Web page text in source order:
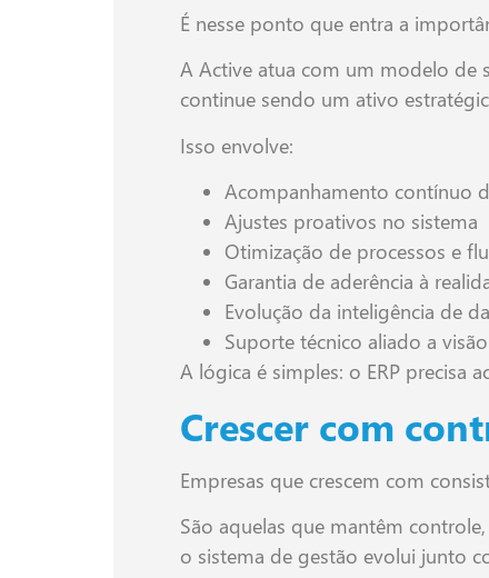
É nesse ponto que entra a
A Active atua com um modelo de
continue sendo um ativo
Isso envolve:
Acompanhamento contínuo
Ajustes proativos no sistema
Otimização de processos e
Garantia de aderência à
Evolução da inteligência de
Suporte técnico aliado a
A lógica é simples: o ERP precisa
Crescer com
Empresas que crescem com
São aquelas que mantêm
o sistema de gestão evolui junto